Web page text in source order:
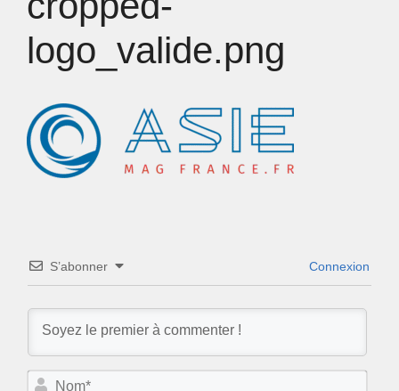
logo_valide.png
S’abonner Connexion
N